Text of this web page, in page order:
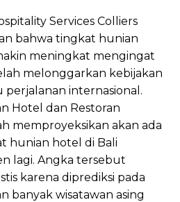
Services Colliers
bahwa tingkat hunian
meningkat mengingat
melonggarkan kebijakan
perjalanan internasional.
Hotel dan Restoran
memproyeksikan akan ada
hunian hotel di Bali
lagi. Angka tersebut
karena diprediksi pada
banyak wisatawan asing